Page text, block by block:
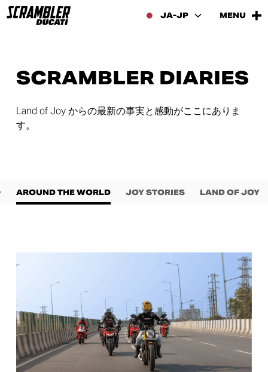
JA-JP MENU
SCRAMBLER DIARIES
Land of Joy からの最新の事実と感動がここにありま
す。
AROUND THE WORLD JOY STORIES LAND OF JOY